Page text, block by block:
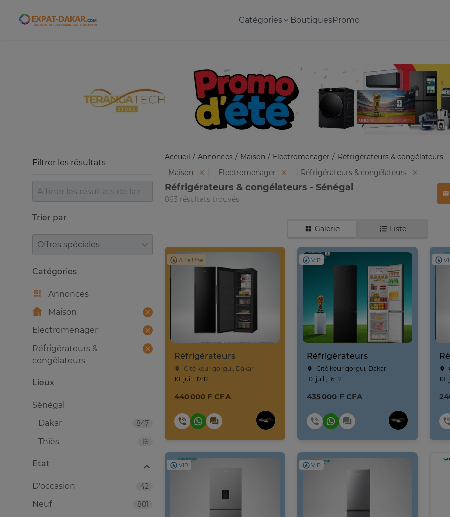
Expat-Dakar Catégories BoutiquesPromo
Accueil Annonces Maison Electromenager
Réfrigérateurs & congélateurs
Maison
Electromenager Réfrigérateurs & congélateurs
Réfrigérateurs & congélateurs - Sénégal
863 résultats trouvés
Galerie Liste
A La Une
Réfrigérateurs
Cité keur gorgui, Dakar
10. juil., 17:12
440 000 F CFA
VIP
Réfrigérateurs
Cité keur gorgui, Dakar
10. juil., 16:12
435 000 F CFA
10.
VIP VIP
Filtrer les résultats
Trier par
Trier par
Catégories
Annonces
Maison
Electromenager
Réfrigérateurs &
congélateurs
Lieux
Sénégal
847
Dakar
16
Thiès
Etat
42
D'occasion
801
Neuf